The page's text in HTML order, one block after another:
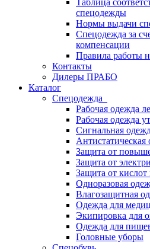
Таблица
спецодежды
Нормы выдачи
Спецодежда за
компенсации
Правила работы
Контакты
Дилеры ПРАБО
Каталог
Спецодежда
Рабочая одежда
Рабочая одежда
Сигнальная
Антистатическая
Защита от
Защита от
Защита от
Одноразовая
Влагозащитная
Одежда для
Экипировка для
Одежда для
Головные уборы